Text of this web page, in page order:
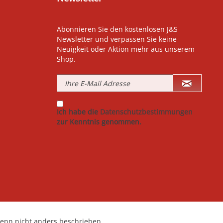
Abonnieren Sie den kostenlosen J&S
Newsletter und verpassen Sie keine
Neuigkeit oder Aktion mehr aus unserem
Shop.
Ich habe die Datenschutzbestimmungen
zur Kenntnis genommen.